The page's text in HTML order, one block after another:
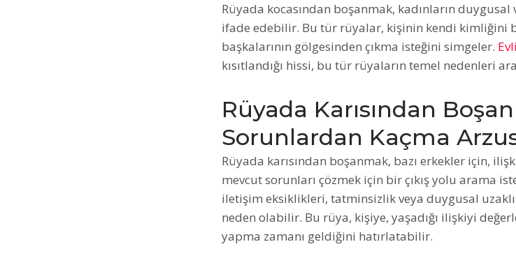
Rüyada kocasından boşanmak, kadınların duygusal
ifade edebilir. Bu tür rüyalar, kişinin kendi kimliğini
başkalarının gölgesinden çıkma isteğini simgeler.
kısıtlandığı hissi, bu tür rüyaların temel nedenleri
Rüyada Karısından
Sorunlardan Kaçma
Rüyada karısından boşanmak, bazı erkekler için,
mevcut sorunları çözmek için bir çıkış yolu arama
iletişim eksiklikleri, tatminsizlik veya duygusal
neden olabilir. Bu rüya, kişiye, yaşadığı ilişkiyi
yapma zamanı geldiğini hatırlatabilir.